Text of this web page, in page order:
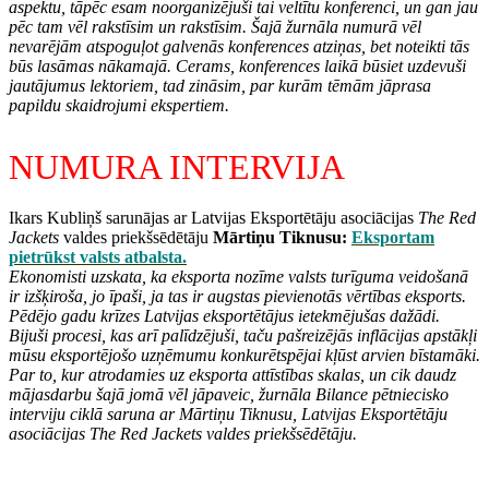
aspektu, tāpēc esam noorganizējuši tai veltītu konferenci, un gan jau
pēc tam vēl rakstīsim un rakstīsim. Šajā žurnāla numurā vēl
nevarējām atspoguļot galvenās konferences atziņas, bet noteikti tās
būs lasāmas nākamajā. Cerams, konferences laikā būsiet uzdevuši
jautājumus lektoriem, tad zināsim, par kurām tēmām jāprasa
papildu skaidrojumi ekspertiem.
NUMURA INTERVIJA
Ikars Kubliņš sarunājas ar Latvijas Eksportētāju asociācijas The Red
Jackets valdes priekšsēdētāju Mārtiņu Tiknusu: Eksportam
pietrūkst valsts atbalsta.
Ekonomisti uzskata, ka eksporta nozīme valsts turīguma veidošanā
ir izšķiroša, jo īpaši, ja tas ir augstas pievienotās vērtības eksports.
Pēdējo gadu krīzes Latvijas eksportētājus ietekmējušas dažādi.
Bijuši procesi, kas arī palīdzējuši, taču pašreizējās inflācijas apstākļi
mūsu eksportējošo uzņēmumu konkurētspējai kļūst arvien bīstamāki.
Par to, kur atrodamies uz eksporta attīstības skalas, un cik daudz
mājasdarbu šajā jomā vēl jāpaveic, žurnāla Bilance pētniecisko
interviju ciklā saruna ar Mārtiņu Tiknusu, Latvijas Eksportētāju
asociācijas The Red Jackets valdes priekšsēdētāju.